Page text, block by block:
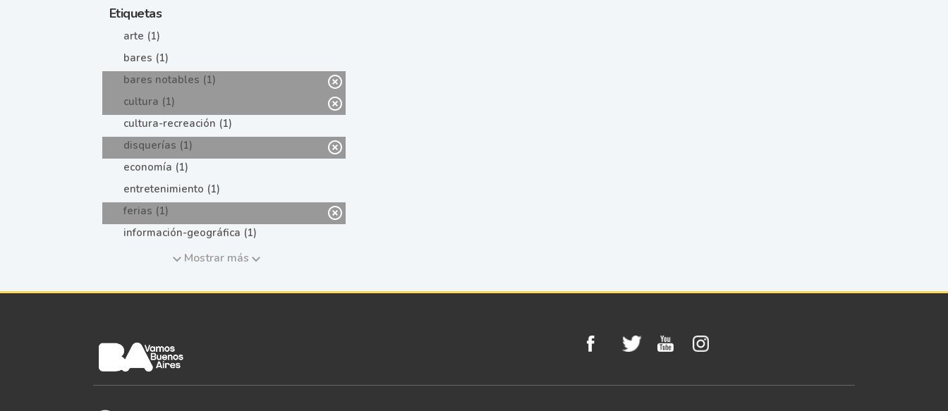
Etiquetas
arte (1)
bares (1)
bares notables (1)
cultura (1)
cultura-recreación (1)
disquerías (1)
economía (1)
entretenimiento (1)
ferias (1)
información-geográfica (1)
Mostrar más